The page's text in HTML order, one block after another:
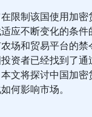
限制该国使用加密
应不断变化的条件
场和贸易平台的禁
资者已经找到了通
文将探讨中国加
何影响市场。